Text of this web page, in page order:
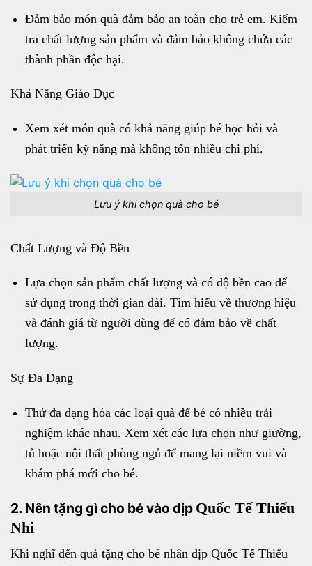
Đảm bảo món quà đảm bảo an toàn cho trẻ em. Kiểm
tra chất lượng sản phẩm và đảm bảo không chứa các
thành phần độc hại.
Khả Năng Giáo Dục
Xem xét món quà có khả năng giúp bé học hỏi và
phát triển kỹ năng mà không tốn nhiều chi phí.
Lưu ý khi chọn quà cho bé
Chất Lượng và Độ Bền
Lựa chọn sản phẩm chất lượng và có độ bền cao để
sử dụng trong thời gian dài. Tìm hiểu về thương hiệu
và đánh giá từ người dùng để có đảm bảo về chất
lượng.
Sự Đa Dạng
Thử đa dạng hóa các loại quà để bé có nhiều trải
nghiệm khác nhau. Xem xét các lựa chọn như giường,
tủ hoặc nội thất phòng ngủ để mang lại niềm vui và
khám phá mới cho bé.
2. Nên tặng gì cho bé vào dịp Quốc Tế Thiếu
Nhi
Khi nghĩ đến quà tặng cho bé nhân dịp Quốc Tế Thiếu